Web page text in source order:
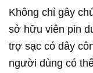
Không chỉ gây
sở hữu viên pin
trợ sạc có dây
người dùng có